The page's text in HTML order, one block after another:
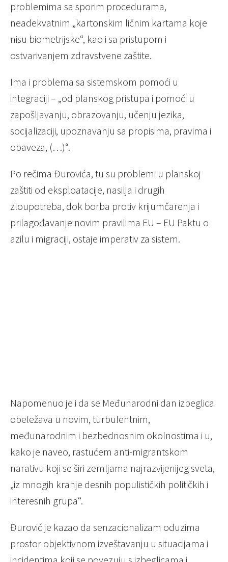
problemima sa sporim procedurama,
neadekvatnim „kartonskim ličnim kartama koje
nisu biometrijske“, kao i sa pristupom i
ostvarivanjem zdravstvene zaštite.
Ima i problema sa sistemskom pomoći u
integraciji – „od planskog pristupa i pomoći u
zapošljavanju, obrazovanju, učenju jezika,
socijalizaciji, upoznavanju sa propisima, pravima i
obaveza, (…)“.
Po rečima Đurovića, tu su problemi u planskoj
zaštiti od eksploatacije, nasilja i drugih
zloupotreba, dok borba protiv krijumčarenja i
prilagođavanje novim pravilima EU – EU Paktu o
azilu i migraciji, ostaje imperativ za sistem.
Napomenuo je i da se Međunarodni dan izbeglica
obeležava u novim, turbulentnim,
međunarodnim i bezbednosnim okolnostima i u,
kako je naveo, rastućem anti-migrantskom
narativu koji se širi zemljama najrazvijenijeg sveta,
„iz mnogih kranje desnih populističkih političkih i
interesnih grupa“.
Đurović je kazao da senzacionalizam oduzima
prostor objektivnom izveštavanju u situacijama i